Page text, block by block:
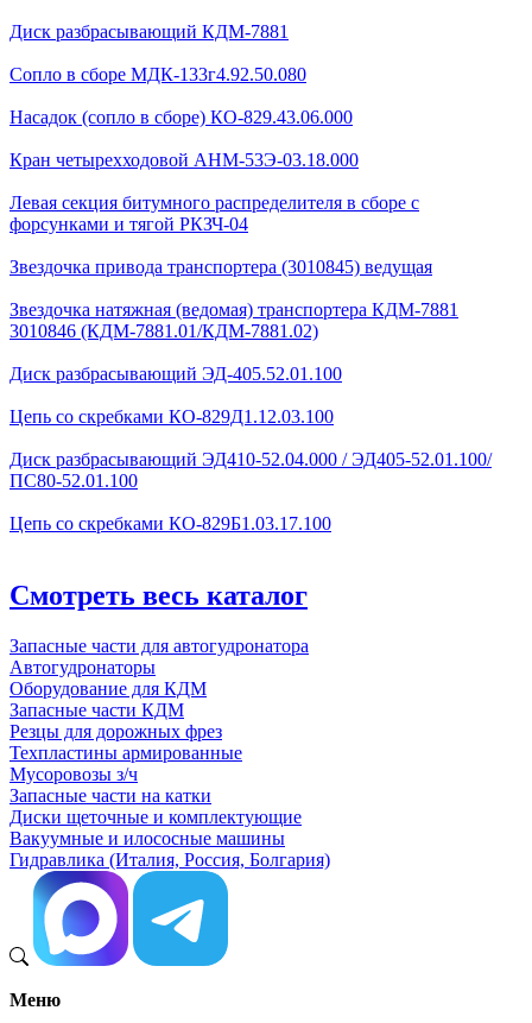
Диск разбрасывающий КДМ-7881
Сопло в сборе МДК-133г4.92.50.080
Насадок (сопло в сборе) КО-829.43.06.000
Кран четырехходовой AHМ-53Э-03.18.000
Левая секция битумного распределителя в сборе с
форсунками и тягой РКЗЧ-04
Звездочка привода транспортера (3010845) ведущая
Звездочка натяжная (ведомая) транспортера КДМ-7881
3010846 (КДМ-7881.01/КДМ-7881.02)
Диск разбрасывающий ЭД-405.52.01.100
Цепь со скребками КО-829Д1.12.03.100
Диск разбрасывающий ЭД410-52.04.000 / ЭД405-52.01.100/
ПС80-52.01.100
Цепь со скребками КО-829Б1.03.17.100
Смотреть весь каталог
Запасные части для автогудронатора
Автогудронаторы
Оборудование для КДМ
Запасные части КДМ
Резцы для дорожных фрез
Техпластины армированные
Мусоровозы з/ч
Запасные части на катки
Диски щеточные и комплектующие
Вакуумные и илососные машины
Гидравлика (Италия, Россия, Болгария)
Меню